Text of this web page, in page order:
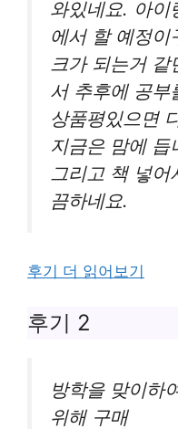
와있네요. 아이
에서 할 예정이
크가 되는거
서 추후에 공부
상품평있으면
지금은 맘에 듭
그리고 책 넣
끔하네요.
후기 더 읽어보기
후기 2
방학을 맞이하
위해 구매